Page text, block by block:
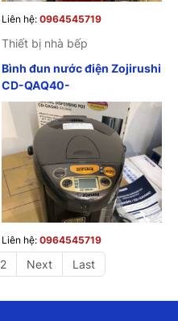
Liên hệ: 0964545719
Thiết bị nhà bếp
Bình đun nước điện Zojirushi
CD-QAQ40-
Liên hệ: 0964545719
2 Next Last